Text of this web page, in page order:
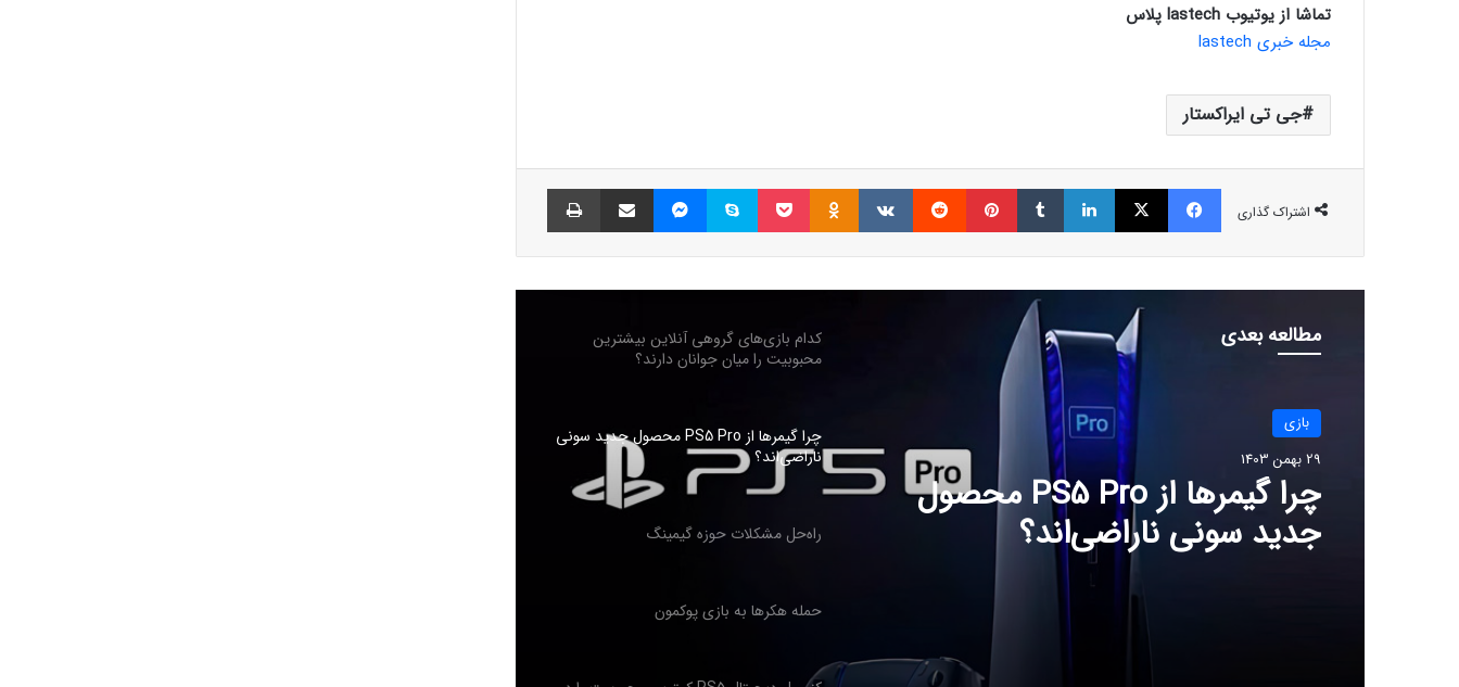
تماشا از یوتیوب lastech پلاس
مجله خبری lastech
جی تی ایراکستار
اشتراک گذاری
فیسبوک ایکس لینکداین تامبلر پینتریست Reddit
VKontakte
Odnoklassniki پاکت اسکایپ مسنجر اشتراک گذاری با ایمیل
مطالعه بعدی
بازی
29 بهمن 1403
چرا گیمرها از PS5 Pro محصول
جدید سونی ناراضی‌اند؟
گسترده‌ای شد
منفی ندارد
کدام بازی‌های گروهی آنلاین بیشترین
محبوبیت را میان جوانان دارند؟
چرا گیمرها از PS5 Pro محصول جدید سونی
ناراضی‌اند؟
راه‌حل مشکلات حوزه گیمینگ
حمله هکرها به بازی پوکمون